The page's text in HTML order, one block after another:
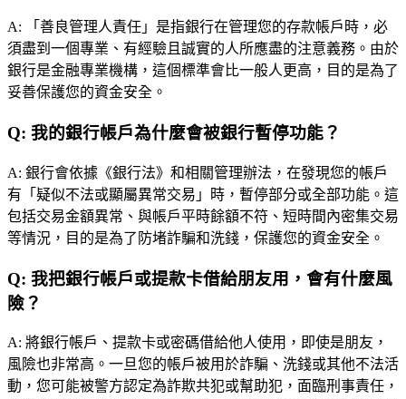
A:
「善良管理人責任」是指銀行在管理您的存款帳戶時，必
須盡到一個專業、有經驗且誠實的人所應盡的注意義務。由於
銀行是金融專業機構，這個標準會比一般人更高，目的是為了
妥善保護您的資金安全。
Q: 我的銀行帳戶為什麼會被銀行暫停功能？
A: 銀行會依據《銀行法》和相關管理辦法，在發現您的帳戶
有「疑似不法或顯屬異常交易」時，暫停部分或全部功能。這
包括交易金額異常、與帳戶平時餘額不符、短時間內密集交易
等情況，目的是為了防堵詐騙和洗錢，保護您的資金安全。
Q: 我把銀行帳戶或提款卡借給朋友用，會有什麼風
險？
A: 將銀行帳戶、提款卡或密碼借給他人使用，即使是朋友，
風險也非常高。一旦您的帳戶被用於詐騙、洗錢或其他不法活
動，您可能被警方認定為詐欺共犯或幫助犯，面臨刑事責任，